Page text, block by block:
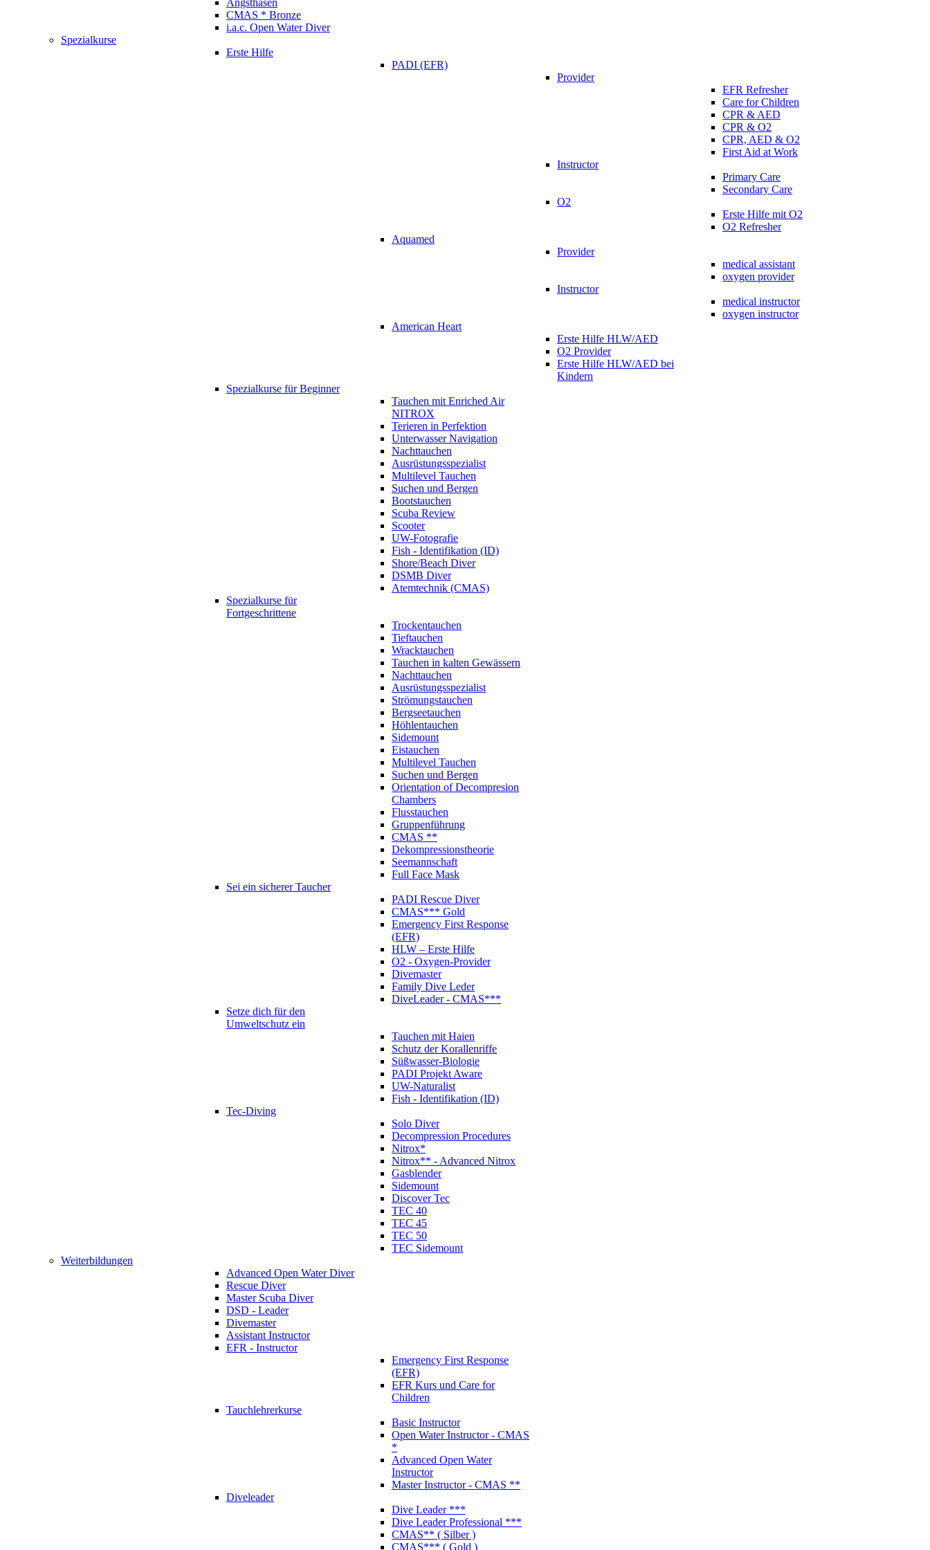
Angsthasen
CMAS * Bronze
i.a.c. Open Water Diver
Spezialkurse
Erste Hilfe
PADI (EFR)
Provider
EFR Refresher
Care for Children
CPR & AED
CPR & O2
CPR, AED & O2
First Aid at Work
Instructor
Primary Care
Secondary Care
O2
Erste Hilfe mit O2
O2 Refresher
Aquamed
Provider
medical assistant
oxygen provider
Instructor
medical instructor
oxygen instructor
American Heart
Erste Hilfe HLW/AED
O2 Provider
Erste Hilfe HLW/AED bei
Kindern
Spezialkurse für Beginner
Tauchen mit Enriched Air
NITROX
Terieren in Perfektion
Unterwasser Navigation
Nachttauchen
Ausrüstungsspezialist
Multilevel Tauchen
Suchen und Bergen
Bootstauchen
Scuba Review
Scooter
UW-Fotografie
Fish - Identifikation (ID)
Shore/Beach Diver
DSMB Diver
Atemtechnik (CMAS)
Spezialkurse für
Fortgeschrittene
Trockentauchen
Tieftauchen
Wracktauchen
Tauchen in kalten Gewässern
Nachttauchen
Ausrüstungsspezialist
Strömungstauchen
Bergseetauchen
Höhlentauchen
Sidemount
Eistauchen
Multilevel Tauchen
Suchen und Bergen
Orientation of Decompresion
Chambers
Flusstauchen
Gruppenführung
CMAS **
Dekompressionstheorie
Seemannschaft
Full Face Mask
Sei ein sicherer Taucher
PADI Rescue Diver
CMAS*** Gold
Emergency First Response
(EFR)
HLW – Erste Hilfe
O2 - Oxygen-Provider
Divemaster
Family Dive Leder
DiveLeader - CMAS***
Setze dich für den
Umweltschutz ein
Tauchen mit Haien
Schutz der Korallenriffe
Süßwasser-Biologie
PADI Projekt Aware
UW-Naturalist
Fish - Identifikation (ID)
Tec-Diving
Solo Diver
Decompression Procedures
Nitrox*
Nitrox** - Advanced Nitrox
Gasblender
Sidemount
Discover Tec
TEC 40
TEC 45
TEC 50
TEC Sidemount
Weiterbildungen
Advanced Open Water Diver
Rescue Diver
Master Scuba Diver
DSD - Leader
Divemaster
Assistant Instructor
EFR - Instructor
Emergency First Response
(EFR)
EFR Kurs und Care for
Children
Tauchlehrerkurse
Basic Instructor
Open Water Instructor - CMAS
*
Advanced Open Water
Instructor
Master Instructor - CMAS **
Diveleader
Dive Leader ***
Dive Leader Professional ***
CMAS** ( Silber )
CMAS*** ( Gold )